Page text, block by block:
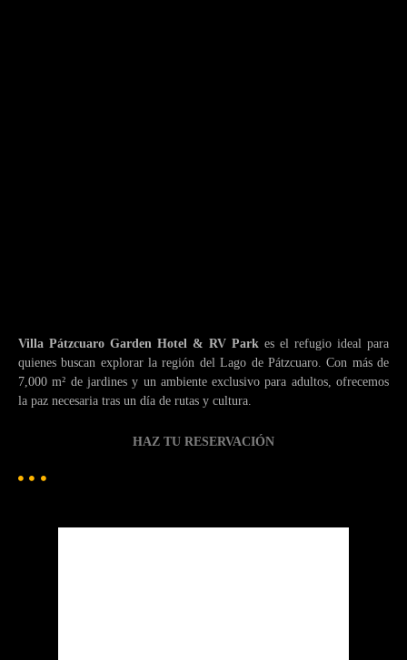
Villa Pátzcuaro Garden Hotel & RV Park es el refugio ideal para
quienes buscan explorar la región del Lago de Pátzcuaro. Con más de
7,000 m² de jardines y un ambiente exclusivo para adultos, ofrecemos
la paz necesaria tras un día de rutas y cultura.
HAZ TU RESERVACIÓN